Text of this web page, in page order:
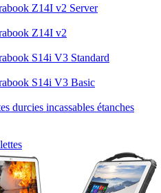
Z14I v2 Server
Z14I v2
S14i V3 Standard
S14i V3 Basic